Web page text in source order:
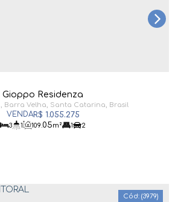
Gioppo Residenza
R$ 1.055.275
, Barra Velha, Santa Catarina, Brasil
3 1 109 .05m² 1 2
(3979)